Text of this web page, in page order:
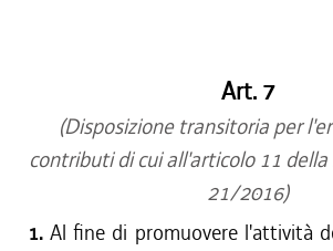
Art. 7
(Disposizione transitoria per
contributi di cui all'articolo 11
21/2016)
1.Al fine di promuovere l'attività